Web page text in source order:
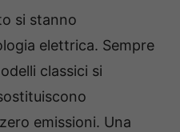
si stanno
elettrica. Sempre
classici si
emissioni. Una